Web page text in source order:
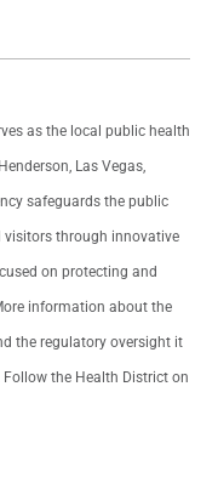
as the local public health
Las Vegas,
safeguards the public
visitors through innovative
on protecting and
information about the
the regulatory oversight it
Follow the Health District on